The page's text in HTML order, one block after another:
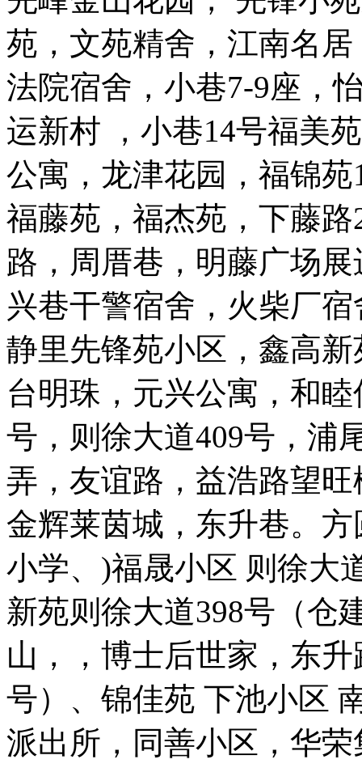
苑，文苑精舍，江南名
法院宿舍，小巷7-9座，
运新村 ，小巷14号福美
公寓，龙津花园，福锦
福藤苑，福杰苑，下藤
路，周厝巷，明藤广场
兴巷干警宿舍，火柴厂
静里先锋苑小区，鑫高
台明珠，元兴公寓，和
号，则徐大道409号，浦
弄，友谊路，益浩路望
金辉莱茵城，东升巷。
小学、)福晟小区 则徐大
新苑则徐大道398号（仓
山，，博士后世家，东
号）、锦佳苑 下池小区
派出所，同善小区，华